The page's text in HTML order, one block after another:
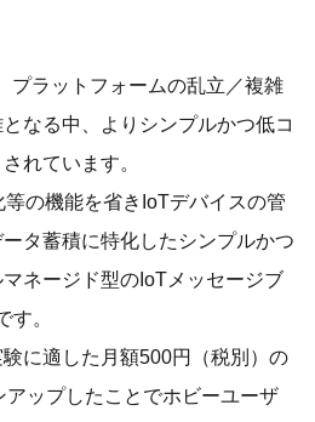
プラットフォームの乱立／複雑
なる中、よりシンプルかつ低コ
れています。
等の機能を省きIoTデバイスの管
タ蓄積に特化したシンプルかつ
ネージド型のIoTメッセージブ
す。
に適した月額500円（税別）の
アップしたことでホビーユーザ